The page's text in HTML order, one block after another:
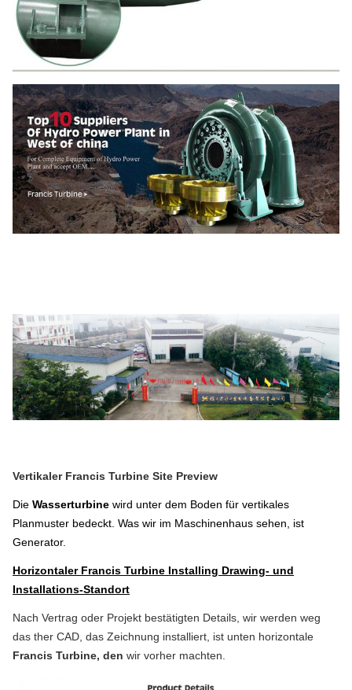
Vertikaler Francis Turbine Site Preview
Die Wasserturbine wird unter dem Boden für vertikales
Planmuster bedeckt. Was wir im Maschinenhaus sehen, ist
Generator.
HorizontalerFrancis Turbine Installing Drawing- und
Installations-Standort
Nach Vertrag oder Projekt bestätigten Details, wir werden weg
das ther CAD, das Zeichnung installiert, ist unten horizontale
Francis Turbine, den wir vorher machten.